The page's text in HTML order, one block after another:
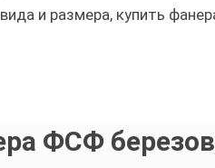
и размера, купить
ФСФ